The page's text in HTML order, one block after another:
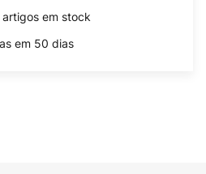
em stock
em 50 dias